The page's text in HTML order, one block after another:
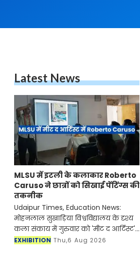
Latest News
MLSU में इटली के कलाकार Roberto
Caruso ने छात्रों को सिखाई पेंटिंग्स की
तकनीक
Udaipur Times, Education News:
मोहनलाल सुखाड़िया विश्वविद्यालय के दृश्य
कला संकाय में गुरुवार को 'मीट द आर्टिस्ट'
कार्यक्रम का आयोजन किया गया। कार्यक्रम
EXHIBITION Thu,6 Aug 2026